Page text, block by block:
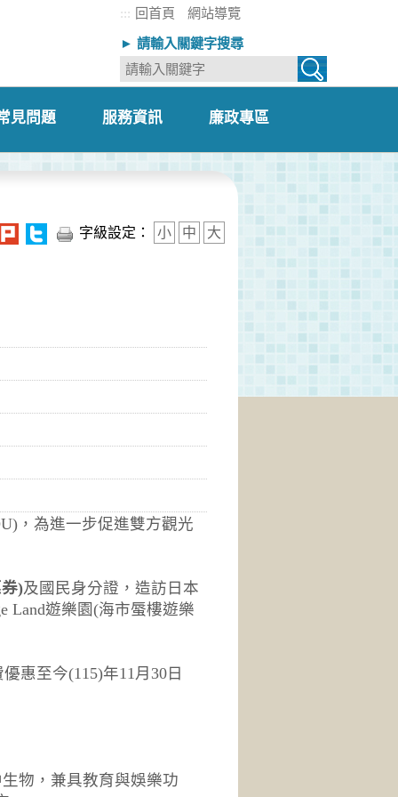
::: 回首頁
網站導覽
► 請輸入關鍵字搜尋
見問題
服務資訊
廉政專區
字級設定： 小 中 大
，為進一步促進雙方觀光
)及國民身分證，造訪日本
Land遊樂園(海市蜃樓遊樂
惠至今(115)年11月30日
物，兼具教育與娛樂功